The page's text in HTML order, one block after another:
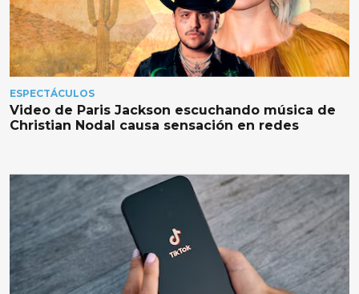
ESPECTÁCULOS
Video de Paris Jackson escuchando música de
Christian Nodal causa sensación en redes